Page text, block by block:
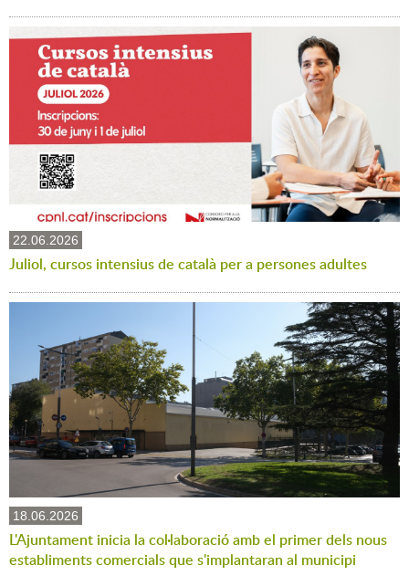
22.06.2026
Juliol, cursos intensius de català per a persones adultes
18.06.2026
L'Ajuntament inicia la col·laboració amb el primer dels nous
establiments comercials que s'implantaran al municipi